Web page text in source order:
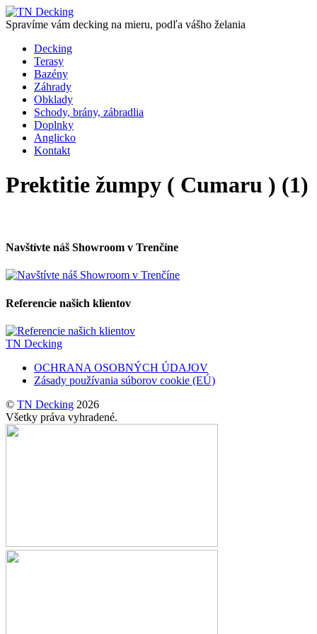
Spravíme vám decking na mieru, podľa vášho želania
Decking
Terasy
Bazény
Záhrady
Obklady
Schody, brány, zábradlia
Doplnky
Anglicko
Kontakt
Prektitie žumpy ( Cumaru ) (1)
Navštívte náš Showroom v Trenčíne
Referencie našich klientov
TN Decking
OCHRANA OSOBNÝCH ÚDAJOV
Zásady používania súborov cookie (EÚ)
© TN Decking 2026
Všetky práva vyhradené.